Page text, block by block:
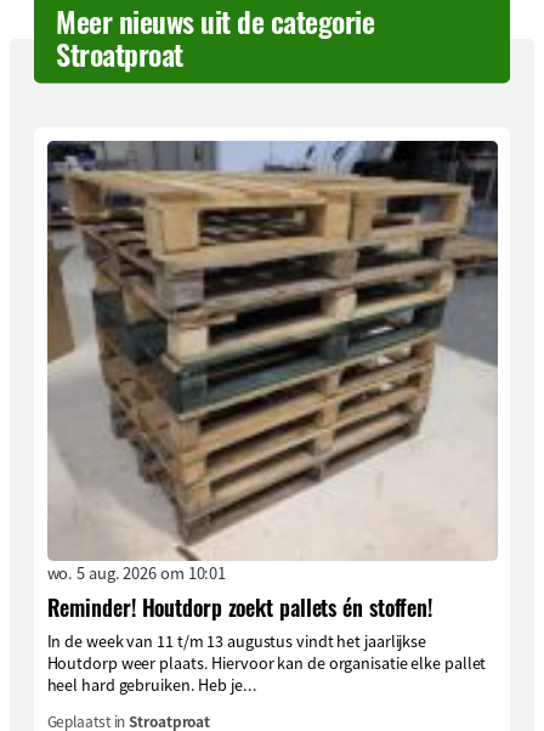
Meer nieuws uit de categorie
Stroatproat
wo. 5 aug. 2026 om 10:01
Reminder! Houtdorp zoekt pallets én stoffen!
In de week van 11 t/m 13 augustus vindt het jaarlijkse
Houtdorp weer plaats. Hiervoor kan de organisatie elke pallet
heel hard gebruiken. Heb je...
Geplaatst inStroatproat